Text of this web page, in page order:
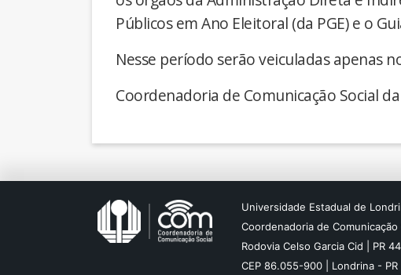
Públicos em Ano Eleitoral (da PGE) e o
Nesse período serão veiculadas apenas
Coordenadoria de Comunicação Social da
Universidade Estadual de
Coordenadoria de Comunicação
Rodovia Celso Garcia Cid | PR
CEP 86.055-900 | Londrina - PR